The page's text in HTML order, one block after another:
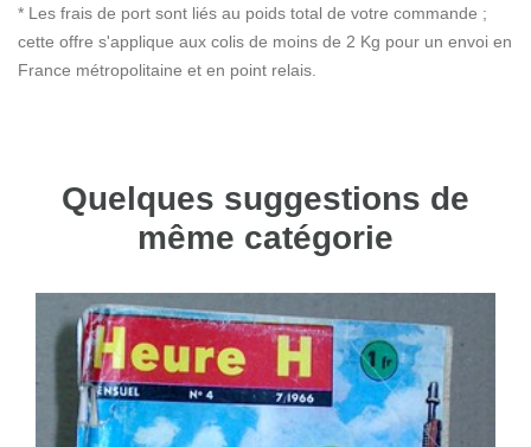
* Les frais de port sont liés au poids total de votre commande ;
cette offre s'applique aux colis de moins de 2 Kg pour un envoi en
France métropolitaine et en point relais.
Quelques suggestions de
même catégorie